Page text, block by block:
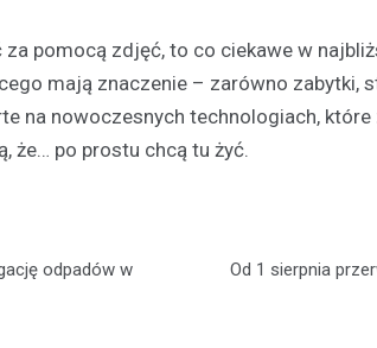
pomocą zdjęć, to co ciekawe w
mają znaczenie – zarówno zabytki,
na nowoczesnych technologiach,
że… po prostu chcą tu żyć.
odpadów w
Od 1 sierpnia